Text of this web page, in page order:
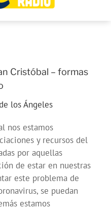
Cristóbal – formas
los Ángeles
nos estamos
y recursos del
por aquellas
de estar en nuestras
este problema de
se puedan
estamos